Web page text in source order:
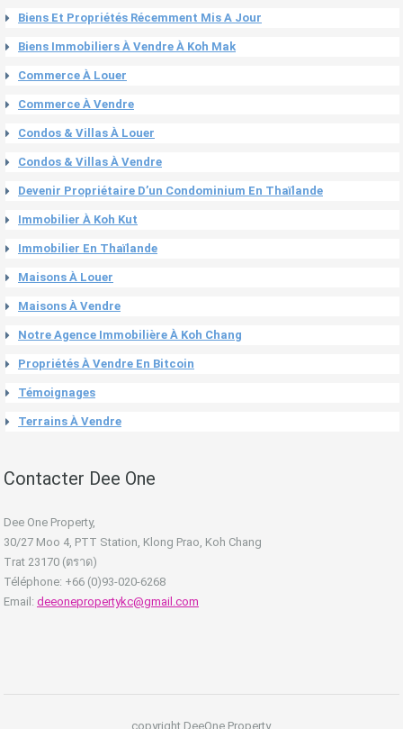
Biens Et Propriétés Récemment Mis A Jour
Biens Immobiliers À Vendre À Koh Mak
Commerce À Louer
Commerce À Vendre
Condos & Villas À Louer
Condos & Villas À Vendre
Devenir Propriétaire D’un Condominium En Thaïlande
Immobilier À Koh Kut
Immobilier En Thaïlande
Maisons À Louer
Maisons À Vendre
Notre Agence Immobilière À Koh Chang
Propriétés À Vendre En Bitcoin
Témoignages
Terrains À Vendre
Contacter Dee One
Dee One Property,
30/27 Moo 4, PTT Station, Klong Prao, Koh Chang
Trat 23170 (ตราด)
Téléphone: +66 (0)93-020-6268
Email: deeonepropertykc@gmail.com
copyright DeeOne Property.